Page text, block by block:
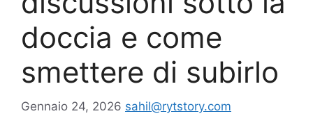
doccia e come
smettere di subirlo
Gennaio 24, 2026 sahil@rytstory.com